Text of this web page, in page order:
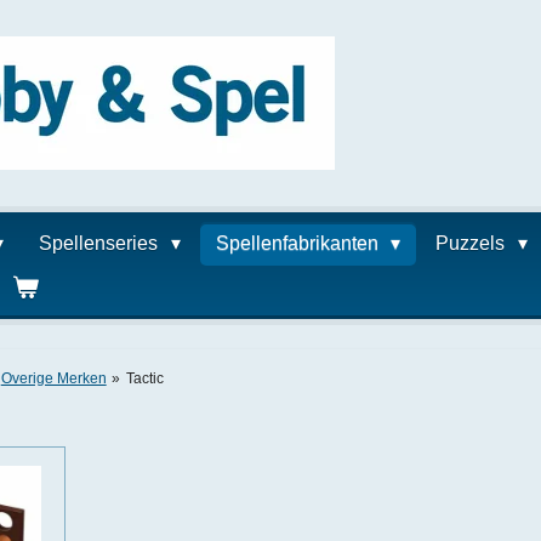
Spellenseries Spellenfabrikanten Puzzels
Overige Merken » Tactic